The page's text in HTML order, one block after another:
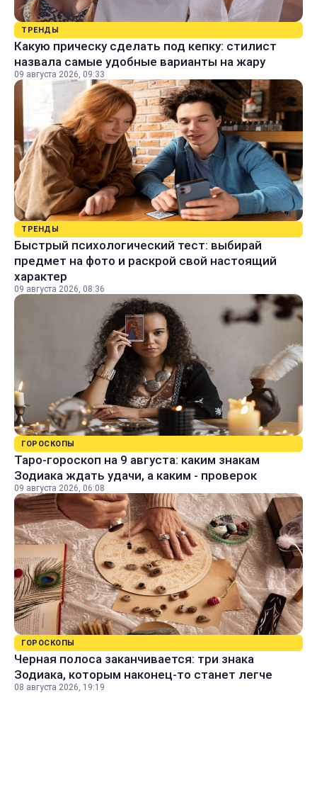
ТРЕНДЫ
Какую прическу сделать под кепку: стилист
назвала самые удобные варианты на жару
09 августа 2026, 09:33
ТРЕНДЫ
Быстрый психологический тест: выбирай
предмет на фото и раскрой свой настоящий
характер
09 августа 2026, 08:36
ГОРОСКОПЫ
Таро-гороскоп на 9 августа: каким знакам
Зодиака ждать удачи, а каким - проверок
09 августа 2026, 06:08
ГОРОСКОПЫ
Черная полоса заканчивается: три знака
Зодиака, которым наконец-то станет легче
08 августа 2026, 19:19